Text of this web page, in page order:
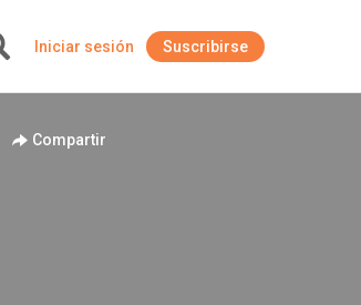
Iniciar sesión Suscribirse
Compartir